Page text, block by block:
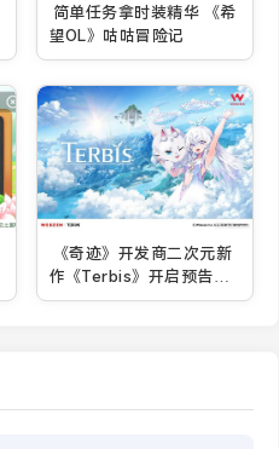
简单任务拿时装精华 《希
望OL》咕咕冒险记
《奇迹》开发商二次元新
作《Terbis》开启预告页
面 视频放出